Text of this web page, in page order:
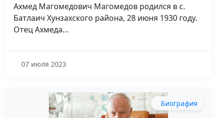
Ахмед Магомедович Магомедов родился в с.
Батлаич Хунзахского района, 28 июня 1930 году.
Отец Ахмеда…
07 июля 2023
Биография